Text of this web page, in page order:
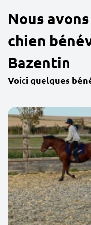
Nous
chien
Bazentin
Voici quelques